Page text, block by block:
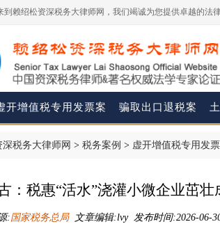
到赖绍松资深税务大律师网，我们竭诚为您提供卓越的法
开增值税专用发票案 骗取出口退税案
税务大律师网 > 税务案例 > 虚开增值税专用发票
：税惠“活水”浇灌小微企业茁壮
:国家税务总局文章编辑:lvy 发布时间:2026-06-